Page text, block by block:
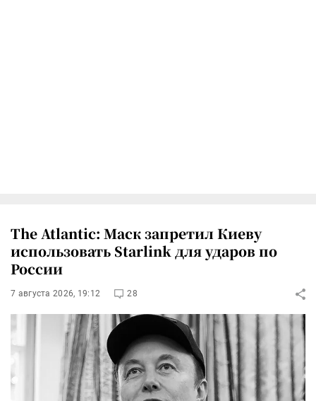
The Atlantic: Маск запретил Киеву
использовать Starlink для ударов по
России
7 августа 2026, 19:12 28